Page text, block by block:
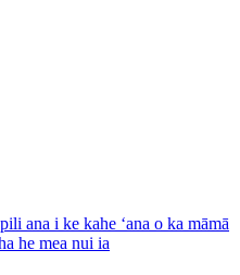
ana i ke kahe ʻana o ka māmā
he mea nui ia